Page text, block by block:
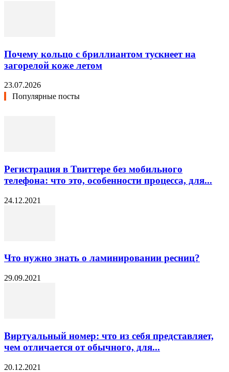
Почему кольцо с бриллиантом тускнеет на
загорелой коже летом
23.07.2026
Популярные посты
Регистрация в Твиттере без мобильного
телефона: что это, особенности процесса, для...
24.12.2021
Что нужно знать о ламинировании ресниц?
29.09.2021
Виртуальный номер: что из себя представляет,
чем отличается от обычного, для...
20.12.2021